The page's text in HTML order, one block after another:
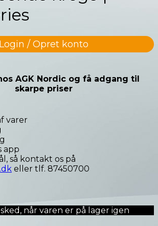
Login / Opret konto
AGK Nordic og få adgang til
skarpe priser
varer
app
så kontakt os på
eller tlf. 87450700
når varen er på lager igen